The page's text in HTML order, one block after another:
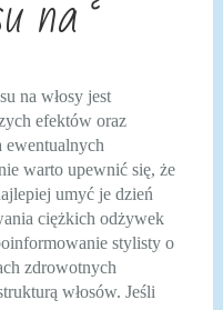
na włosy jest
efektów oraz
warto upewnić się, że
umyć je dzień
ciężkich odżywek
stylisty o
zdrowotnych
włosów. Jeśli